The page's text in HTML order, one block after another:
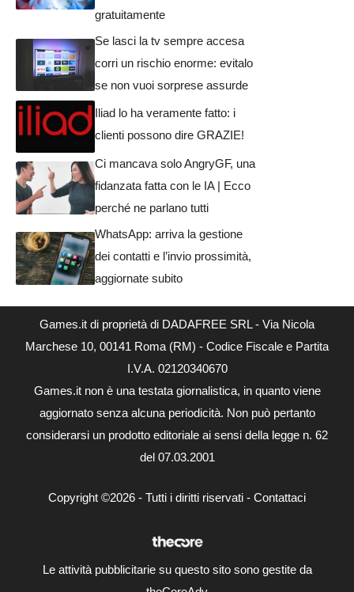
gratuitamente
Se lasci la tv sempre accesa
corri un rischio enorme: evitalo
se non vuoi sorprese assurde
Iliad lo ha veramente fatto: i
clienti possono dire GRAZIE!
Ci mancava solo AngryGF, una
fidanzata fatta con le IA | Ecco
perché ne parlano tutti
WhatsApp: arriva la gestione
dei contatti e l’invio prossimità,
aggiornate subito
Games.it di proprietà di DADAFREE SRL - Via Nicola
Marchese 10, 00141 Roma (RM) - Codice Fiscale e Partita
I.V.A. 02120340670
Games.it non è una testata giornalistica, in quanto viene
aggiornato senza alcuna periodicità. Non può pertanto
considerarsi un prodotto editoriale ai sensi della legge n. 62
del 07.03.2001
Copyright ©2026 - Tutti i diritti riservati - Contattaci
Le attività pubblicitarie su questo sito sono gestite da